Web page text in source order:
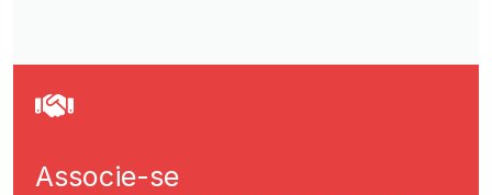
Associe-se